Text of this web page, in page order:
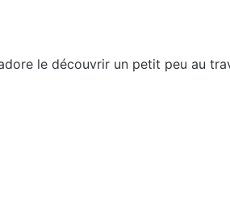
le découvrir un petit peu au